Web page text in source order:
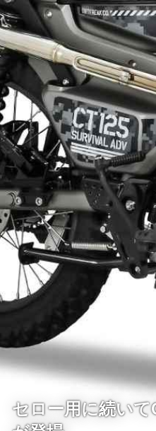
セロー用に続い